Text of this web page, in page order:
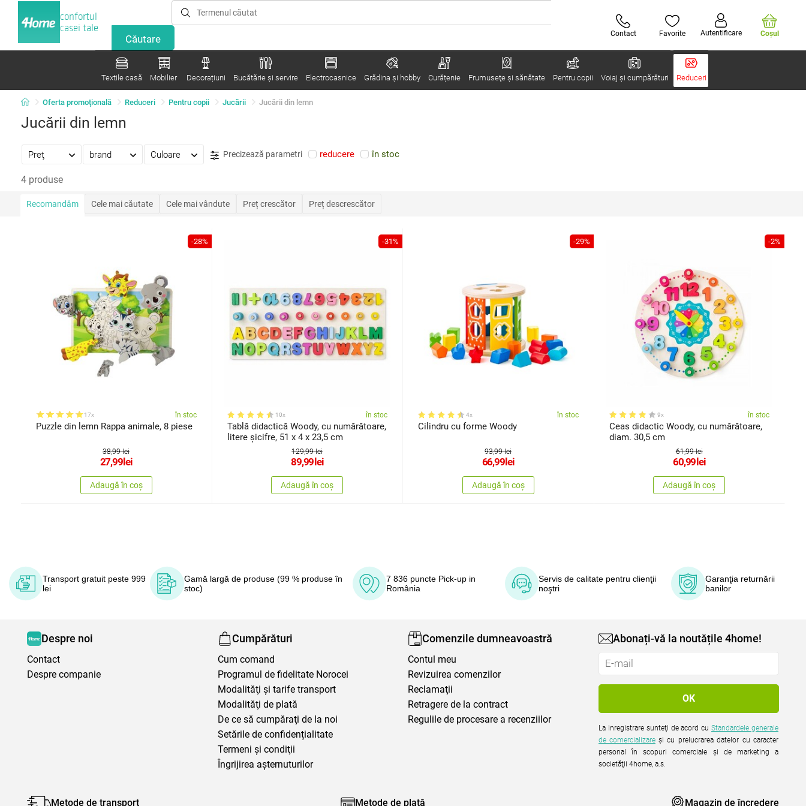
confortul
casei tale
Contact Favorite Autentificare Coşul
Textile casă Mobilier Decorațiuni Bucătărie și servire Electrocasnice Grădina şi hobby Curățenie Frumuseţe şi sănătate Pentru copii Voiaj și cumpărături Reduceri
Oferta promoţională Reduceri Pentru copii Jucării Jucării din lemn
Jucării din lemn
Preţ brand Culoare Precizează parametri reducere în stoc
4 produse
Recomandăm Cele mai căutate Cele mai vândute Preț crescător Preț descrescător
-28%
17x în stoc
Puzzle din lemn Rappa animale, 8 piese
38,99 lei
27,99 lei
Adaugă în coș
-31%
10x în stoc
Tablă didactică Woody, cu numărătoare,
litere șicifre, 51 x 4 x 23,5 cm
129,99 lei
89,99 lei
Adaugă în coș
-29%
4x în stoc
Cilindru cu forme Woody
93,99 lei
66,99 lei
Adaugă în coș
-2%
9x în stoc
Ceas didactic Woody, cu numărătoare,
diam. 30,5 cm
61,99 lei
60,99 lei
Adaugă în coș
Transport gratuit peste 999
lei
Gamă largă de produse (99 % produse în
stoc)
7 836 puncte Pick-up in
România
Servis de calitate pentru clienţii
noştri
Garanţia returnării
banilor
Despre noi
Contact
Despre companie
Cumpărături
Cum comand
Programul de fidelitate Norocei
Modalităţi şi tarife transport
Modalităţi de plată
De ce să cumpăraţi de la noi
Setările de confidențialitate
Termeni şi condiţii
Îngrijirea așternuturilor
Comenzile dumneavoastră
Contul meu
Revizuirea comenzilor
Reclamaţii
Retragere de la contract
Regulile de procesare a recenziilor
Abonați-vă la noutățile 4home!
La inregistrare sunteţi de acord cuStandardele generale
de comercializare şi cu prelucrarea datelor cu caracter
personal în scopuri comerciale şi de marketing a
societăţii 4home, a.s.
Metode de transport Metode de plată Magazin de încredere